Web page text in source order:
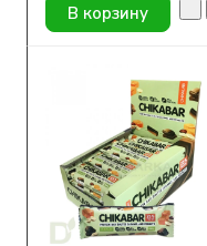
В корзину